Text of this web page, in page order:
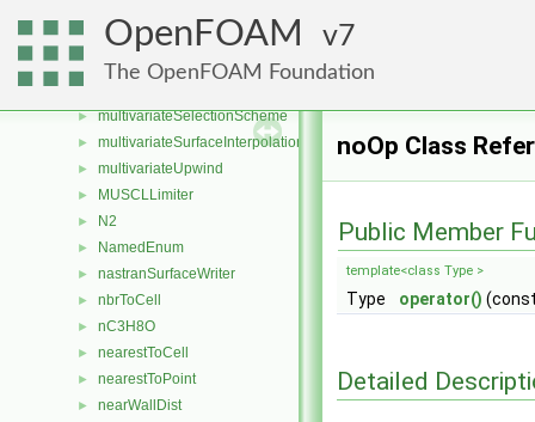
OpenFOAM 7
The OpenFOAM Foundation
► multiSolidBodyMotionSolver
► multivariateIndependentScheme
►
► multivariateSelectionScheme
► multivariateSurfaceInterpolationScheme
► multivariateUpwind
► MUSCLLimiter
► N2
► NamedEnum
► nastranSurfaceWriter
► nbrToCell
► nC3H8O
► nearestToCell
► nearestToPoint
► nearWallDist
noOp Class
Public Member
template<class Type >
Type operator()
Detailed